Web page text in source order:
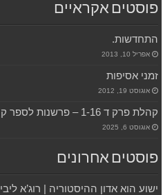
פוסטים אקראיים
התחדשות.
אפריל 10, 2013
זמני אסיפות
אוגוסט 19, 2012
קהלת פרק ד 1-16 – פרשנות לספר קהלת
אוגוסט 6, 2025
פוסטים אחרונים
ישוע הוא אדון ההיסטוריה | רוג’א ליבי